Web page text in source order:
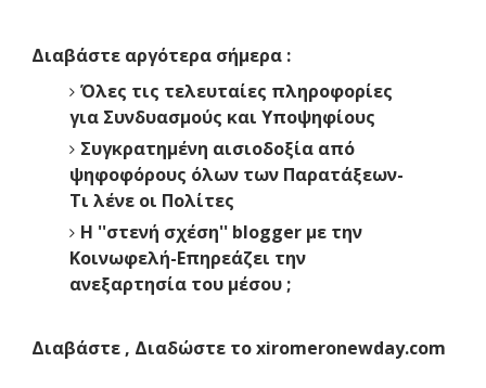
Διαβάστε αργότερα σήμερα :
Όλες τις τελευταίες πληροφορίες
για Συνδυασμούς και Υποψηφίους
Συγκρατημένη αισιοδοξία από
ψηφοφόρους όλων των Παρατάξεων-
Τι λένε οι Πολίτες
Η ''στενή σχέση'' blogger με την
Κοινωφελή-Επηρεάζει την
ανεξαρτησία του μέσου ;
Διαβάστε , Διαδώστε το xiromeronewday.com